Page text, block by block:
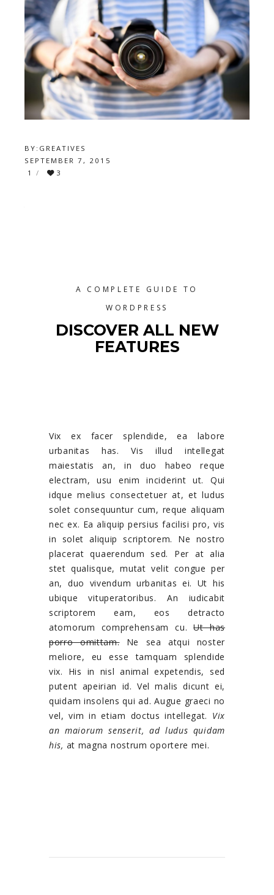
BY: GREATIVES
SEPTEMBER 7, 2015
1
3
A COMPLETE GUIDE TO
WORDPRESS
DISCOVER ALL NEW
FEATURES
Vix ex facer splendide, ea labore
urbanitas has. Vis illud intellegat
maiestatis an, in duo habeo reque
electram, usu enim inciderint ut. Qui
idque melius consectetuer at, et ludus
solet consequuntur cum, reque aliquam
nec ex. Ea aliquip persius facilisi pro, vis
in solet aliquip scriptorem. Ne nostro
placerat quaerendum sed. Per at alia
stet qualisque, mutat velit congue per
an, duo vivendum urbanitas ei. Ut his
ubique vituperatoribus. An iudicabit
scriptorem eam, eos detracto
atomorum comprehensam cu.Ut has
porro omittam.Ne sea atqui noster
meliore, eu esse tamquam splendide
vix. His in nisl animal expetendis, sed
putent apeirian id. Vel malis dicunt ei,
quidam insolens qui ad. Augue graeci no
vel, vim in etiam doctus intellegat. Vix
an maiorum senserit, ad ludus quidam
his, at magna nostrum oportere mei.